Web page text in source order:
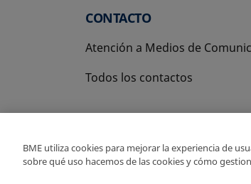
CONTACTO
Atención a Medios de
Todos los contactos
Copyright Ⓒ
BME utiliza cookies para mejorar la experiencia de
sobre qué uso hacemos de las cookies y cómo